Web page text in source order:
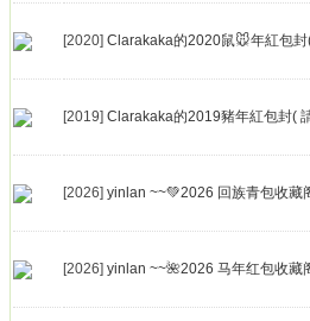
[2020] Clarakaka的2020鼠🐭年紅包
[2019] Clarakaka的2019豬年紅包封(
[2026] yinlan ~~💚2026 回族青包收藏
[2026] yinlan ~~🌺2026 马年红包收藏